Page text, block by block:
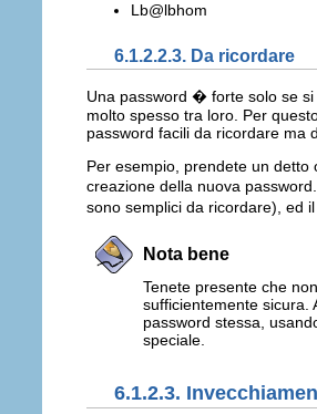
Lb@lbhom
6.1.2.2.3. Da ricordare
Una password � forte solo se
molto spesso tra loro. Per
password facili da ricordare ma
Per esempio, prendete un
creazione della nuova
sono semplici da ricordare), ed
Nota bene
Tenete presente che
sufficientemente sicura.
password stessa,
speciale.
6.1.2.3.